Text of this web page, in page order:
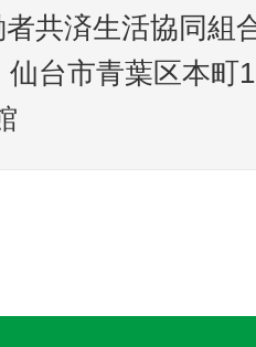
共済生活協同組
台市青葉区本町